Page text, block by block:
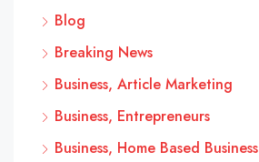
Blog
Breaking News
Business, Article Marketing
Business, Entrepreneurs
Business, Home Based Business